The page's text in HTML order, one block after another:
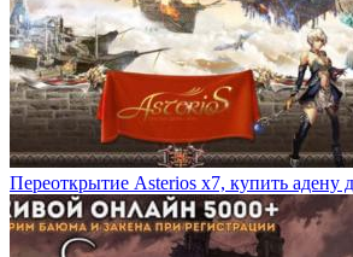
Переоткрытие Asterios x7, купить адену